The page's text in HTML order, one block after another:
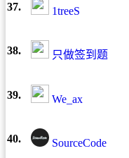
37. 1treeS
38. 只做签到题
39. We_ax
40. SourceCode